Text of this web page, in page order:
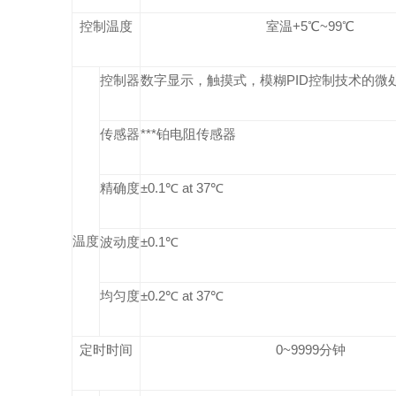
控制温度 室温+5℃~99℃
温度
控制器数字显示，触摸式，模糊PID控制技术的微
传感器***铂电阻传感器
精确度±0.1℃ at 37℃
波动度±0.1℃
均匀度±0.2℃ at 37℃
定时时间 0~9999分钟